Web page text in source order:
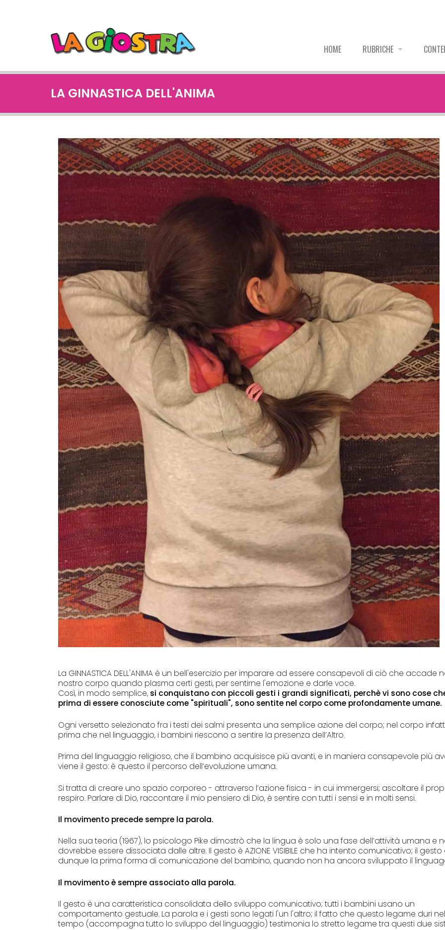
HOME RUBRICHE
LA GINNASTICA DELL'ANIMA
violetta (2).JPG
La GINNASTICA DELL'ANIMA è un bell'esercizio per imparare ad essere consapevoli di ciò che accade
nostro corpo quando plasma certi gesti, per sentirne l'emozione e darle voce.
Così, in modo semplice, si conquistano con piccoli gesti i grandi significati, perchè vi sono cose
prima di essere conosciute come "spirituali", sono sentite nel corpo come profondamente umane.
Ogni versetto selezionato fra i testi dei salmi presenta una semplice azione del corpo; nel corpo
prima che nel linguaggio, i bambini riescono a sentire la presenza dell’Altro.
Prima del linguaggio religioso, che il bambino acquisisce più avanti, e in maniera consapevole più
viene il gesto: è questo il percorso dell’evoluzione umana.
Si tratta di creare uno spazio corporeo - attraverso l’azione fisica - in cui immergersi; ascoltare il
respiro. Parlare di Dio, raccontare il mio pensiero di Dio, è sentire con tutti i sensi e in molti sensi.
Il movimento precede sempre la parola.
Nella sua teoria (1967), lo psicologo Pike dimostrò che la lingua è solo una fase dell’attività umana e
dovrebbe essere dissociata dalle altre. Il gesto è AZIONE VISIBILE che ha intento comunicativo; il gesto
dunque la prima forma di comunicazione del bambino, quando non ha ancora sviluppato il
Il movimento è sempre associato alla parola.
Il gesto è una caratteristica consolidata dello sviluppo comunicativo; tutti i bambini usano un
comportamento gestuale. La parola e i gesti sono legati l'un l'altro; il fatto che questo legame duri nel
tempo (accompagna tutto lo sviluppo del linguaggio) testimonia lo stretto legame tra questi due